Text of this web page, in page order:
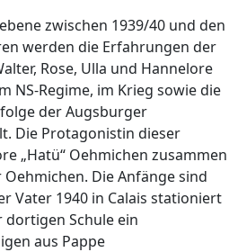
zwischen 1939/40 und den
werden die Erfahrungen der
Rose, Ulla und Hannelore
NS-Regime, im Krieg sowie die
der Augsburger
Die Protagonistin dieser
„Hatü“ Oehmichen zusammen
Die Anfänge sind
Vater 1940 in Calais stationiert
Schule ein
aus Pappe